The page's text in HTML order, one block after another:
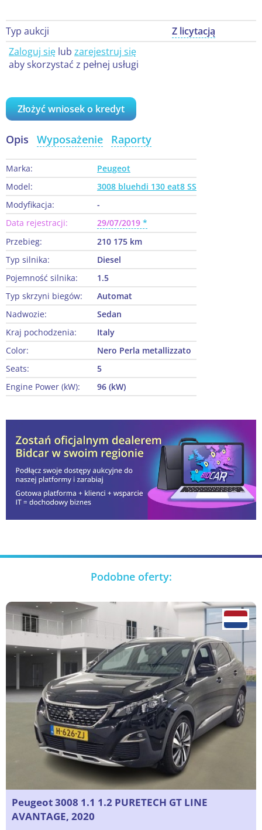
Typ aukcji
Z licytacją
Zaloguj się lub zarejestruj się
aby skorzystać z pełnej usługi
Złożyć wniosek o kredyt
Opis Wyposażenie Raporty
Marka:
Peugeot
Model:
3008 bluehdi 130 eat8 SS
Modyfikacja:
-
Data rejestracji:
29/07/2019
Przebieg:
210 175 km
Typ silnika:
Diesel
Pojemność silnika:
1.5
Typ skrzyni biegów:
Automat
Nadwozie:
Sedan
Kraj pochodzenia:
Italy
Color:
Nero Perla metallizzato
Seats:
5
Engine Power (kW):
96 (kW)
Podobne oferty:
Peugeot 3008 1.1 1.2 PURETECH GT LINE
AVANTAGE, 2020